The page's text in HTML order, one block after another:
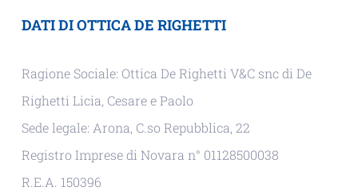
DATI DI OTTICA DE RIGHETTI
Ragione Sociale: Ottica De Righetti V&C snc di De
Righetti Licia, Cesare e Paolo
Sede legale: Arona, C.so Repubblica, 22
Registro Imprese di Novara n° 01128500038
R.E.A. 150396